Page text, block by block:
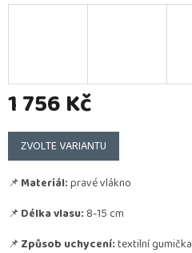
1 756 Kč
Měrná
cena:
ZVOLTE VARIANTU
📌Materiál:pravé vlákno
📌Délka vlasu: 8-15 cm
📌Způsob uchycení:textilní gumička